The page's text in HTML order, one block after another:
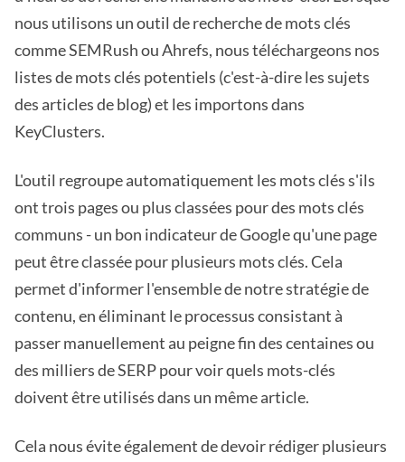
nous utilisons un outil de recherche de mots clés
comme SEMRush ou Ahrefs, nous téléchargeons nos
listes de mots clés potentiels (c'est-à-dire les sujets
des articles de blog) et les importons dans
KeyClusters.
L'outil regroupe automatiquement les mots clés s'ils
ont trois pages ou plus classées pour des mots clés
communs - un bon indicateur de Google qu'une page
peut être classée pour plusieurs mots clés. Cela
permet d'informer l'ensemble de notre stratégie de
contenu, en éliminant le processus consistant à
passer manuellement au peigne fin des centaines ou
des milliers de SERP pour voir quels mots-clés
doivent être utilisés dans un même article.
Cela nous évite également de devoir rédiger plusieurs